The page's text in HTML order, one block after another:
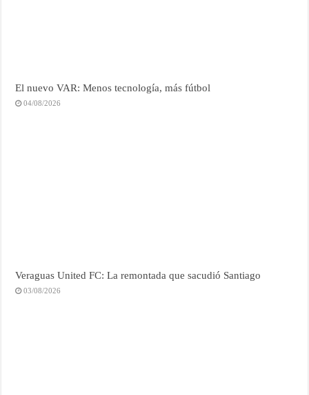
El nuevo VAR: Menos tecnología, más fútbol
04/08/2026
Veraguas United FC: La remontada que sacudió Santiago
03/08/2026